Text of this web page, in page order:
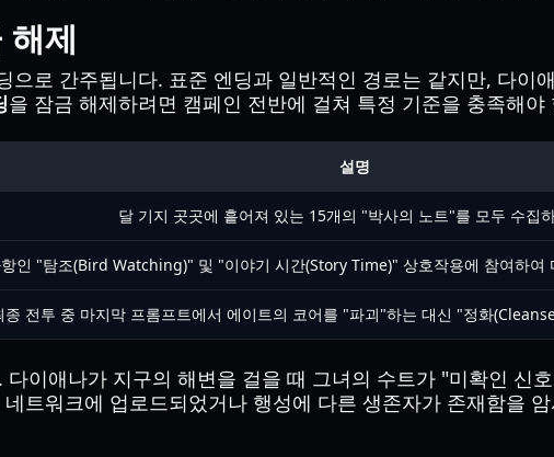
제
로 간주됩니다. 표준 엔딩과 일반적인 경로는 같지만, 다이
을 잠금 해제하려면 캠페인 전반에 걸쳐 특정 기준을 충족해야
설명
달 기지 곳곳에 흩어져 있는 15개의 "박사의 노트"를 모두 수집
인 "탐조(Bird Watching)" 및 "이야기 시간(Story Time)" 상호작용에 참여하여
종 전투 중 마지막 프롬프트에서 에이트의 코어를 "파괴"하는 대신 "정화
이애나가 지구의 해변을 걸을 때 그녀의 수트가 "미확인 신
트워크에 업로드되었거나 행성에 다른 생존자가 존재함을